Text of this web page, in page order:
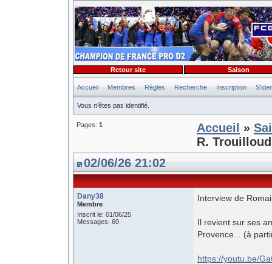
Accueil Membres Règles Recherche Inscription
Vous n'êtes pas identifié.
Retour site Saison
Pages: 1 Accueil »
R. Trouilloud
02/06/26 21:02
Dany38
Membre
Inscrit le: 01/06/25
Messages: 60
Interview de
Il revient sur ses
Provence... (à
https://youtu.be/